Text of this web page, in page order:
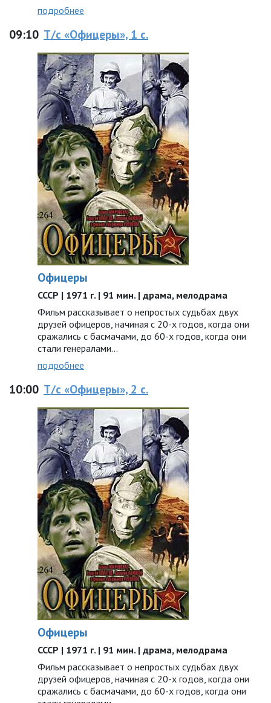
подробнее
09:10 Т/с «Офицеры», 1 с.
Офицеры
СССР | 1971 г. | 91 мин. | драма, мелодрама
Фильм рассказывает о непростых судьбах двух
друзей офицеров, начиная с 20-х годов, когда они
сражались с басмачами, до 60-х годов, когда они
стали генералами…
подробнее
10:00 Т/с «Офицеры», 2 с.
Офицеры
СССР | 1971 г. | 91 мин. | драма, мелодрама
Фильм рассказывает о непростых судьбах двух
друзей офицеров, начиная с 20-х годов, когда они
сражались с басмачами, до 60-х годов, когда они